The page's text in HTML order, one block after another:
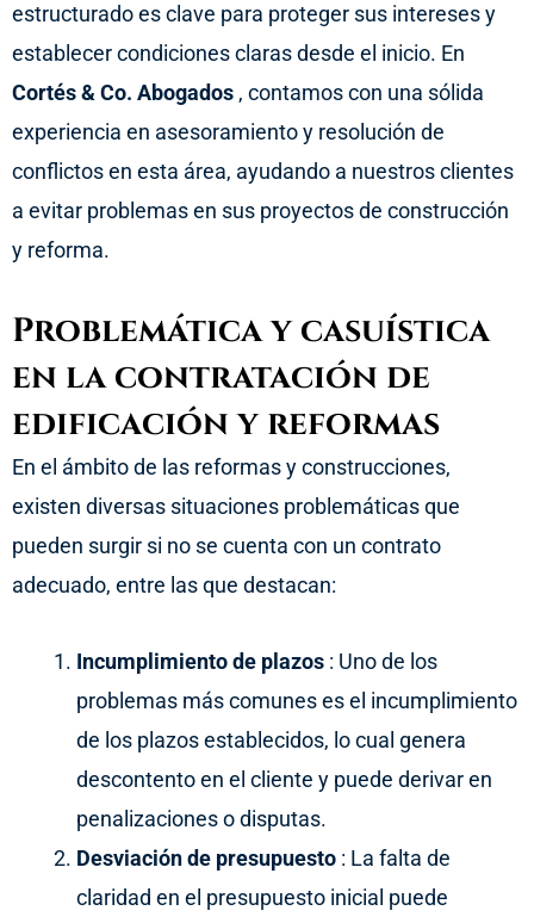
estructurado es clave para proteger sus intereses y
establecer condiciones claras desde el inicio. En
Cortés & Co. Abogados , contamos con una sólida
experiencia en asesoramiento y resolución de
conflictos en esta área, ayudando a nuestros clientes
a evitar problemas en sus proyectos de construcción
y reforma.
Problemática y casuística
en la contratación de
edificación y reformas
En el ámbito de las reformas y construcciones,
existen diversas situaciones problemáticas que
pueden surgir si no se cuenta con un contrato
adecuado, entre las que destacan:
Incumplimiento de plazos : Uno de los
problemas más comunes es el incumplimiento
de los plazos establecidos, lo cual genera
descontento en el cliente y puede derivar en
penalizaciones o disputas.
Desviación de presupuesto : La falta de
claridad en el presupuesto inicial puede